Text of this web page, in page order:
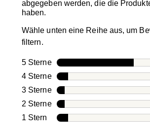
abgegeben werden, die die
haben.
Wähle unten eine Reihe aus, um
filtern.
5 SterneSterne
4 SterneSterne
3 SterneSterne
2 SterneSterne
1 Stern Sterne